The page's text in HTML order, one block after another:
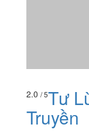
2.0 / 5Tư
Truyền